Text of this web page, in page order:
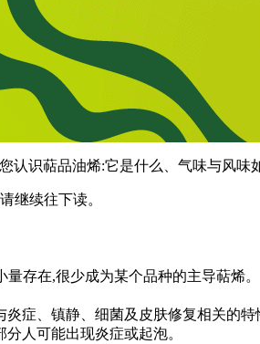
认识萜品油烯:它是什么、气味与风
继续往下读。
存在,很少成为某个品种的主导萜烯。
症、镇静、细菌及皮肤修复相关的特
人可能出现炎症或起泡。